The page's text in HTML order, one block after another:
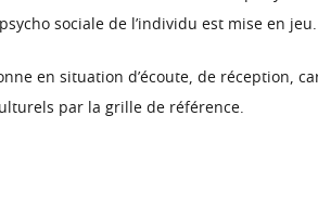
sociale de l’individu est mise en jeu.
en situation d’écoute, de réception,
par la grille de référence.